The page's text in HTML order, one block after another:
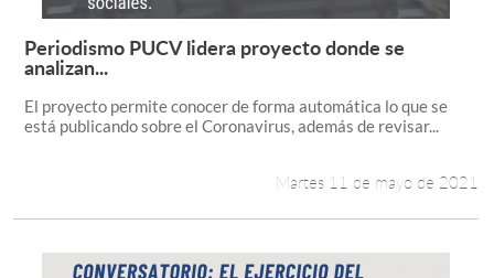
Leer más +
Periodismo PUCV lidera proyecto donde se
analizan...
El proyecto permite conocer de forma automática lo que se
está publicando sobre el Coronavirus, además de revisar...
Martes 11 de mayo de 2021